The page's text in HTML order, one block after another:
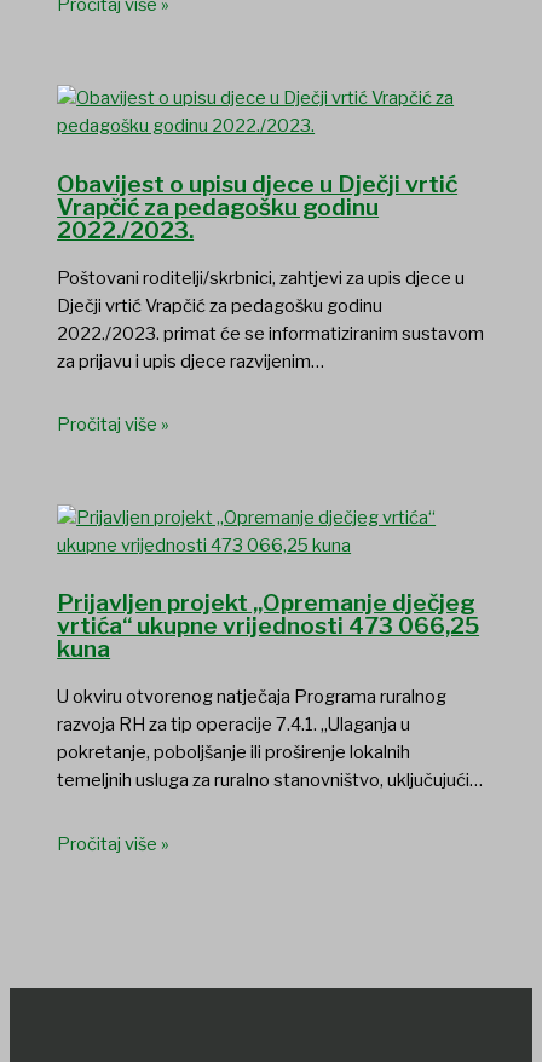
Pročitaj više »
Obavijest o upisu djece u Dječji vrtić
Vrapčić za pedagošku godinu
2022./2023.
Poštovani roditelji/skrbnici, zahtjevi za upis djece u
Dječji vrtić Vrapčić za pedagošku godinu
2022./2023. primat će se informatiziranim sustavom
za prijavu i upis djece razvijenim…
Pročitaj više »
Prijavljen projekt „Opremanje dječjeg
vrtića“ ukupne vrijednosti 473 066,25
kuna
U okviru otvorenog natječaja Programa ruralnog
razvoja RH za tip operacije 7.4.1. „Ulaganja u
pokretanje, poboljšanje ili proširenje lokalnih
temeljnih usluga za ruralno stanovništvo, uključujući…
Pročitaj više »